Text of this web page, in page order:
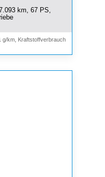
km, 67 PS,
g/km, Kraftstoffverbrauch